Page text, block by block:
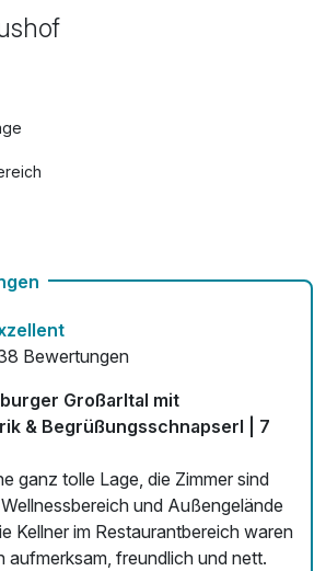
Sie!
& 1 - 2 Kinder!
sich inkl. Halbpension!
für 25,00 € pro Stück / Tag
Bewertungen
Großarltal mit
& Begrüßungsschnapserl | 7
ganz tolle Lage, die Zimmer sind
und Außengelände
Kellner im Restaurantbereich waren
außergewöhnlich aufmerksam, freundlich und nett.